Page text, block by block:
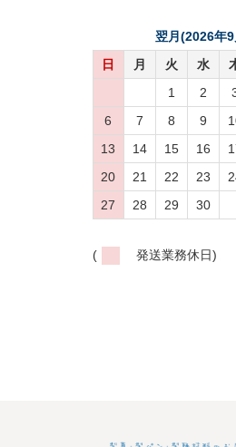
翌月(2026年9
日
月 火 水
1
2
6
7 8 9
13
14 15 16
20
21 22 23
27
28 29 30
( 発送業務休日)